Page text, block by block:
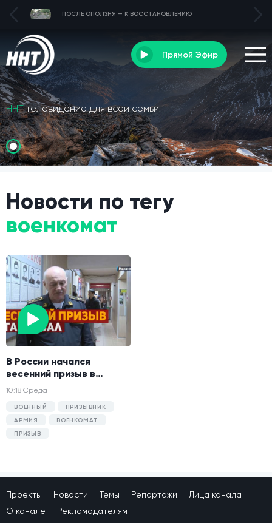
ПОСЛЕ ОПОЛЗНЯ — К ВОССТАНОВЛЕНИЮ
Прямой Эфир
ННТтелевидение для всей семьи!
Новости по тегу
военкомат
В России начался
весенний призыв в
армию.
10:18 Среда
ВОЕННЫЙ
ПРИЗЫВНИК
АРМИЯ
ВОЕНКОМАТ
ПРИЗЫВ
Проекты Новости Темы Репортажи
Лица канала
О канале
Рекламодателям